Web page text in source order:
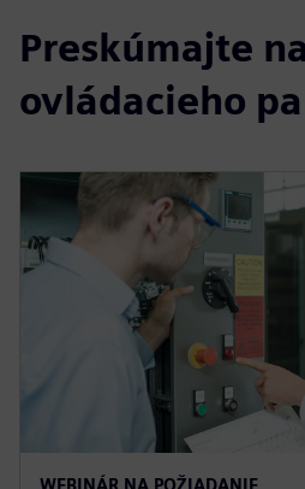
Preskúmajte
ovládacieho
WEBINÁR NA POŽIADANIE